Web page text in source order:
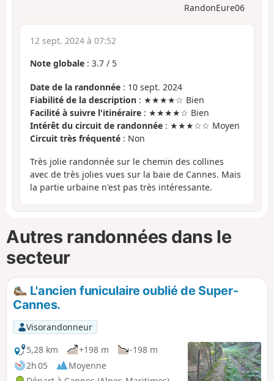
RandonEure06
12 sept. 2024 à 07:52
Note globale : 3.7 / 5
Date de la randonnée : 10 sept. 2024
Fiabilité de la description : ★★★★☆ Bien
Facilité à suivre l'itinéraire : ★★★★☆ Bien
Intérêt du circuit de randonnée : ★★★☆☆ Moyen
Circuit très fréquenté : Non
Très jolie randonnée sur le chemin des collines
avec de très jolies vues sur la baie de Cannes. Mais
la partie urbaine n'est pas très intéressante.
Autres randonnées dans le
secteur
L'ancien funiculaire oublié de Super-
Cannes.
Visorandonneur
5,28 km
+198 m
-198 m
2h 05
Moyenne